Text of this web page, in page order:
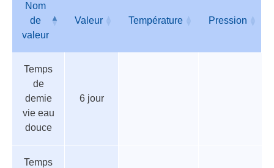
des
paramètres
Nom
de
valeur
Valeur Température Pression
de
valeur
Temps
de
demie
vie eau
douce
6 jour
Temps